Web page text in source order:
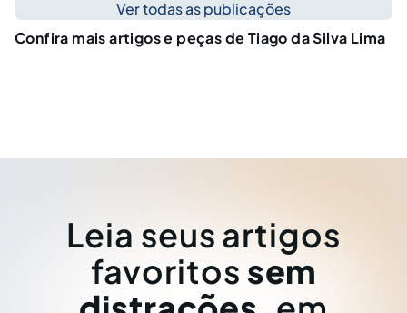
Ver todas as publicações
Confira mais artigos e peças de Tiago da Silva Lima
Leia seus artigos
favoritos sem